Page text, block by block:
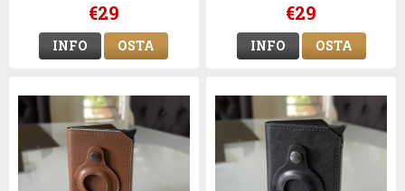
€29
INFO OSTA
€29
INFO OSTA